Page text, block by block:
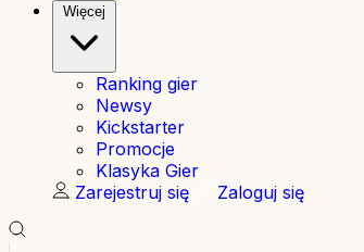
Więcej
Ranking gier
Newsy
Kickstarter
Promocje
Klasyka Gier
Zarejestruj się
Zaloguj się